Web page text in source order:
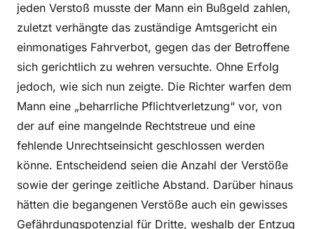
jeden Verstoß musste der Mann ein Bußgeld zahlen,
zuletzt verhängte das zuständige Amtsgericht ein
einmonatiges Fahrverbot, gegen das der Betroffene
sich gerichtlich zu wehren versuchte. Ohne Erfolg
jedoch, wie sich nun zeigte. Die Richter warfen dem
Mann eine „beharrliche Pflichtverletzung“ vor, von
der auf eine mangelnde Rechtstreue und eine
fehlende Unrechtseinsicht geschlossen werden
könne. Entscheidend seien die Anzahl der Verstöße
sowie der geringe zeitliche Abstand. Darüber hinaus
hätten die begangenen Verstöße auch ein gewisses
Gefährdungspotenzial für Dritte, weshalb der Entzug